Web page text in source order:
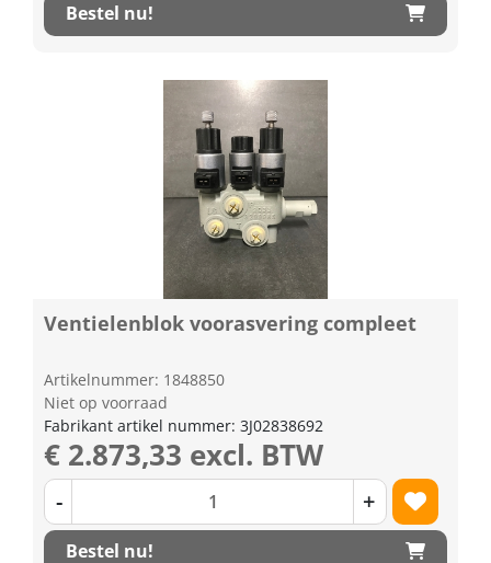
Bestel nu!
Ventielenblok voorasvering compleet
Artikelnummer: 1848850
Niet op voorraad
Fabrikant artikel nummer: 3J02838692
€ 2.873,33 excl. BTW
- +
Bestel nu!